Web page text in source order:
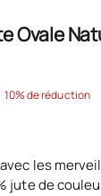
Ovale
10% de réduction
les
jute de